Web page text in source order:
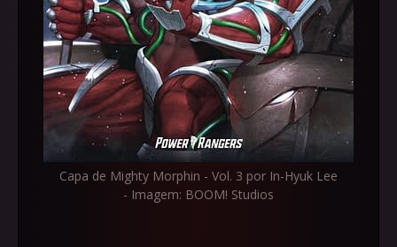
Capa de Mighty Morphin - Vol. 3 por In-Hyuk Lee
- Imagem: BOOM! Studios